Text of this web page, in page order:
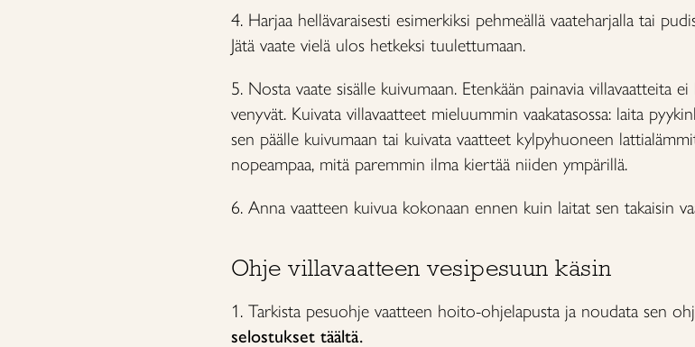
4. Harjaa hellävaraisesti esimerkiksi pehmeällä vaateharjalla tai
Jätä vaate vielä ulos hetkeksi tuulettumaan.
5. Nosta vaate sisälle kuivumaan. Etenkään painavia villavaatteita
venyvät. Kuivata villavaatteet mieluummin vaakatasossa: laita
sen päälle kuivumaan tai kuivata vaatteet kylpyhuoneen
nopeampaa, mitä paremmin ilma kiertää niiden ympärillä.
6. Anna vaatteen kuivua kokonaan ennen kuin laitat sen takaisin
Ohje villavaatteen vesipesuun käsin
1. Tarkista pesuohje vaatteen hoito-ohjelapusta ja noudata sen
selostukset täältä.